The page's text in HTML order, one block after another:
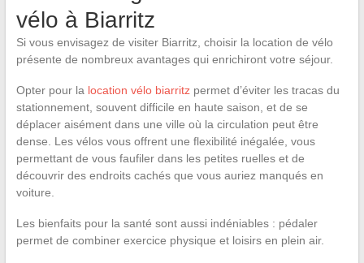
vélo à Biarritz
Si vous envisagez de visiter Biarritz, choisir la location de vélo
présente de nombreux avantages qui enrichiront votre séjour.
Opter pour la location vélo biarritzpermet d’éviter les tracas du
stationnement, souvent difficile en haute saison, et de se
déplacer aisément dans une ville où la circulation peut être
dense. Les vélos vous offrent une flexibilité inégalée, vous
permettant de vous faufiler dans les petites ruelles et de
découvrir des endroits cachés que vous auriez manqués en
voiture.
Les bienfaits pour la santé sont aussi indéniables : pédaler
permet de combiner exercice physique et loisirs en plein air.